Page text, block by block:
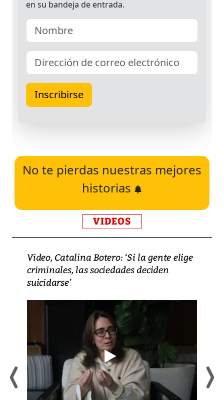
No te pierdas nuestras mejores
historias
VIDEOS
Video, Catalina Botero: ‘Si la gente elige
criminales, las sociedades deciden
suicidarse’